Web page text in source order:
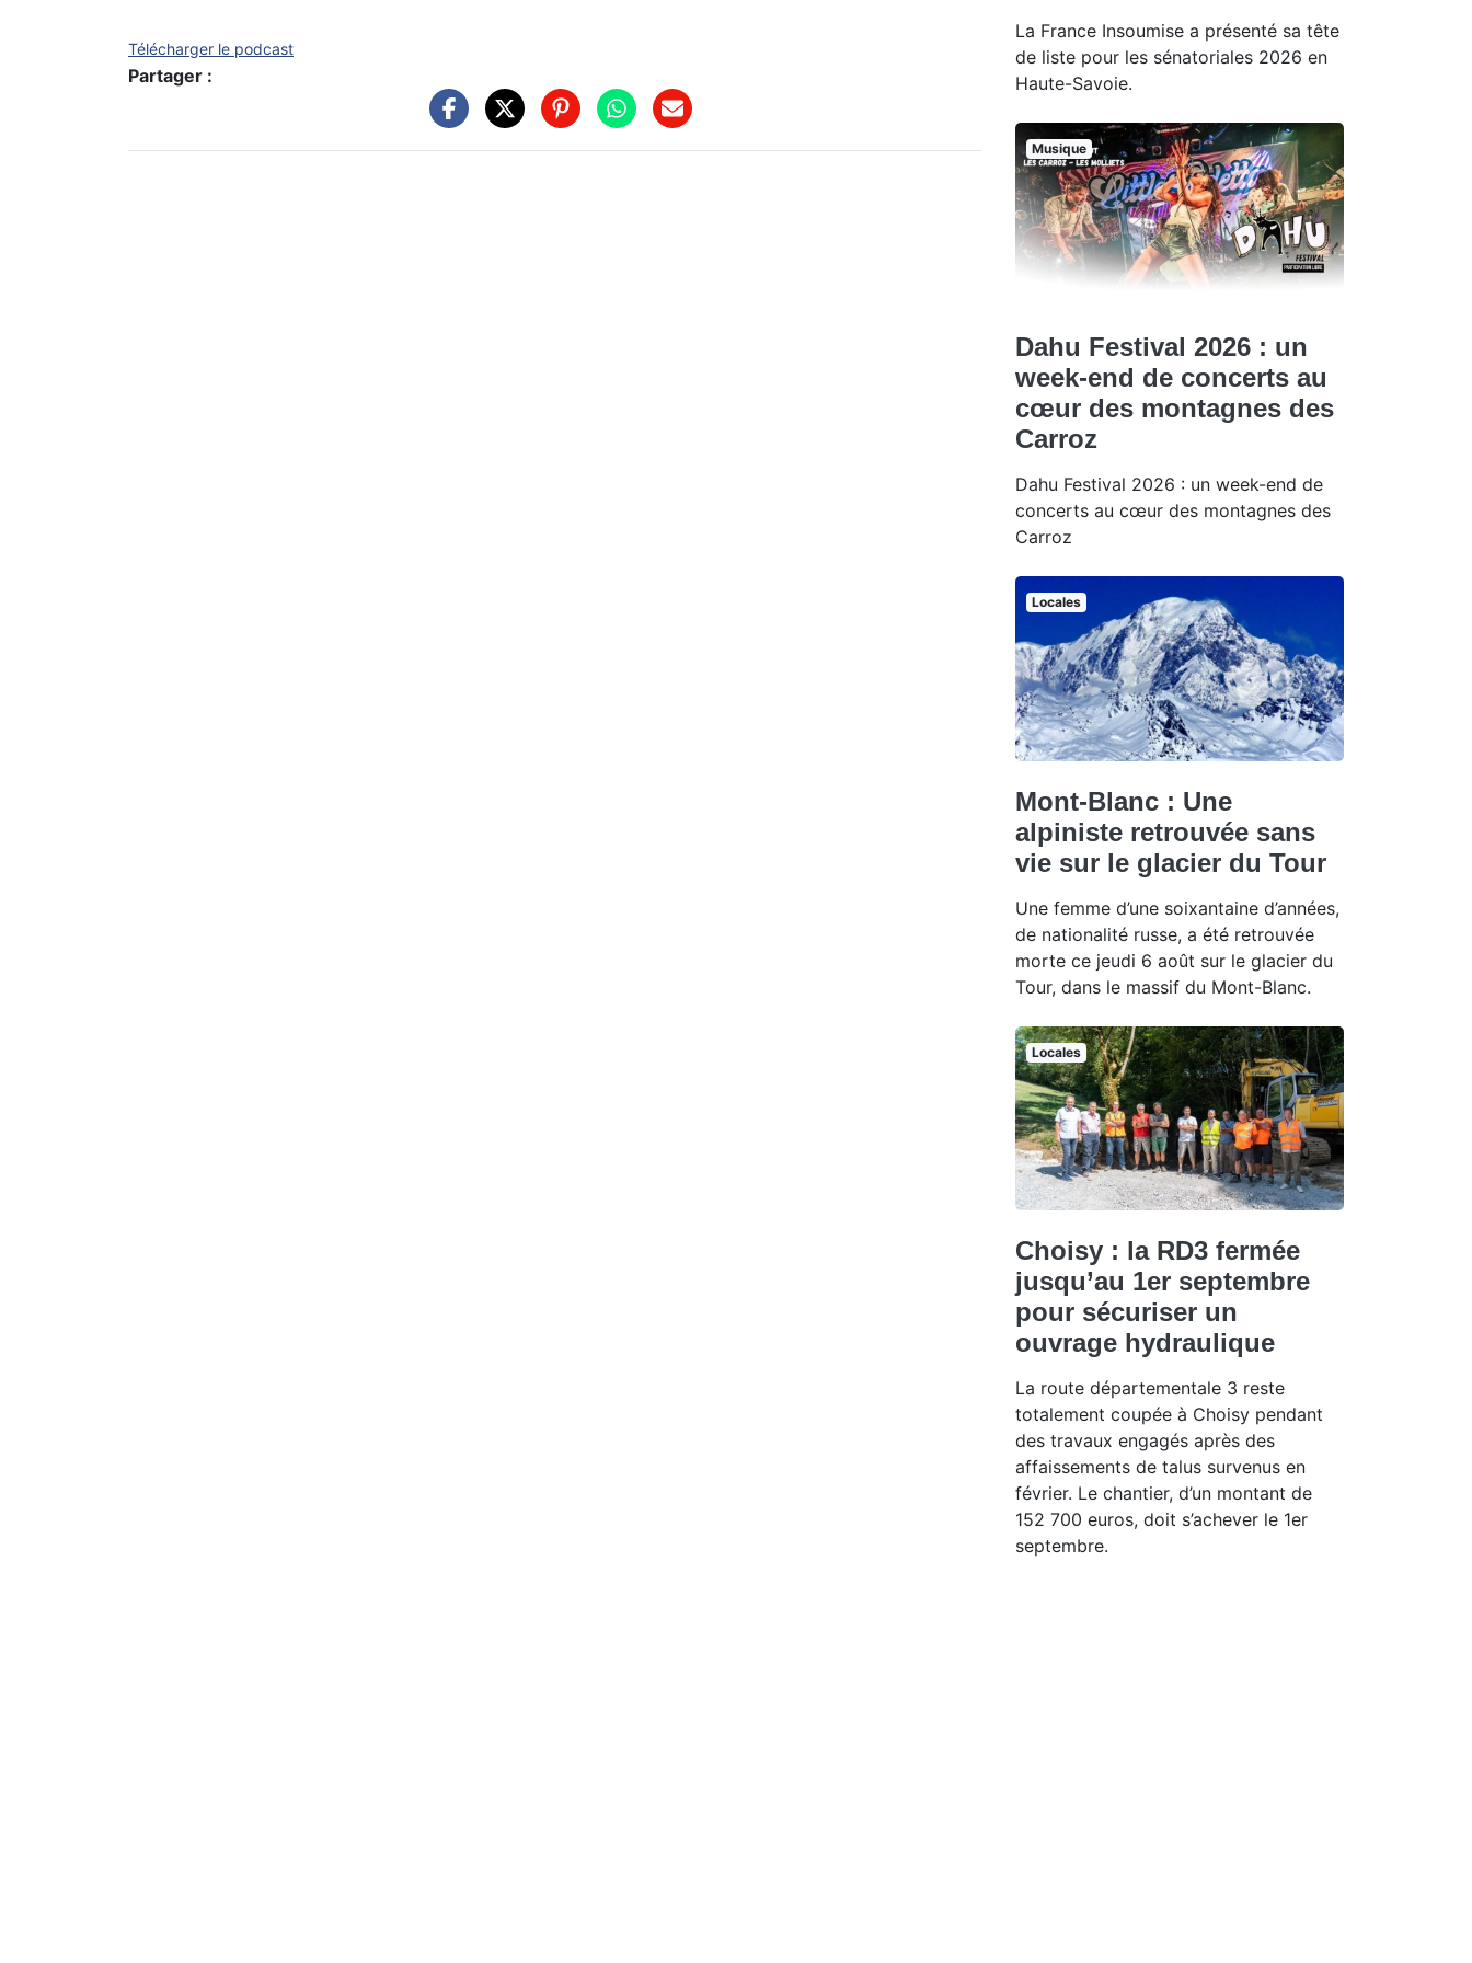
Télécharger le podcast
Partager :
La France Insoumise a présenté sa tête
de liste pour les sénatoriales 2026 en
Haute-Savoie.
Musique
Dahu Festival 2026 : un
week-end de concerts au
cœur des montagnes des
Carroz
Dahu Festival 2026 : un week-end de
concerts au cœur des montagnes des
Carroz
Locales
Mont-Blanc : Une
alpiniste retrouvée sans
vie sur le glacier du Tour
Une femme d’une soixantaine d’années,
de nationalité russe, a été retrouvée
morte ce jeudi 6 août sur le glacier du
Tour, dans le massif du Mont-Blanc.
Locales
Choisy : la RD3 fermée
jusqu’au 1er septembre
pour sécuriser un
ouvrage hydraulique
La route départementale 3 reste
totalement coupée à Choisy pendant
des travaux engagés après des
affaissements de talus survenus en
février. Le chantier, d’un montant de
152 700 euros, doit s’achever le 1er
septembre.